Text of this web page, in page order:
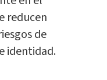
reducen
de
identidad.